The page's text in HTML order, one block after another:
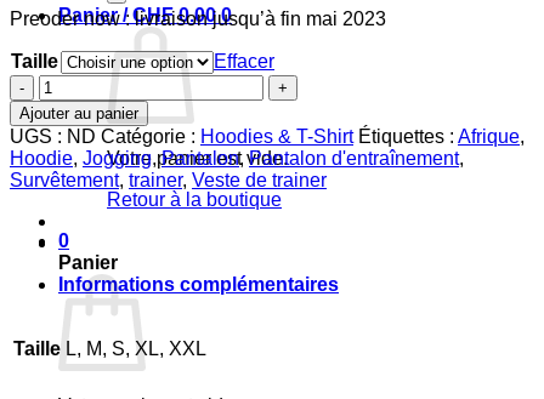
Panier /CHF0.00 0
Votre panier est vide.
Retour à la boutique
0
Panier
Preoder now : livraison jusqu’à fin mai 2023
Taille
Effacer
quantité
de
A1
Tracksuit
Roots
gris
asphalte
imprimé
violet
Ajouter au panier
UGS : ND Catégorie : Hoodies & T-Shirt Étiquettes : Afrique,
Hoodie, Jogging,Pantalon,Pantalon d'entraînement,
Survêtement, trainer, Veste de trainer
Informations complémentaires
Taille L, M, S, XL, XXL